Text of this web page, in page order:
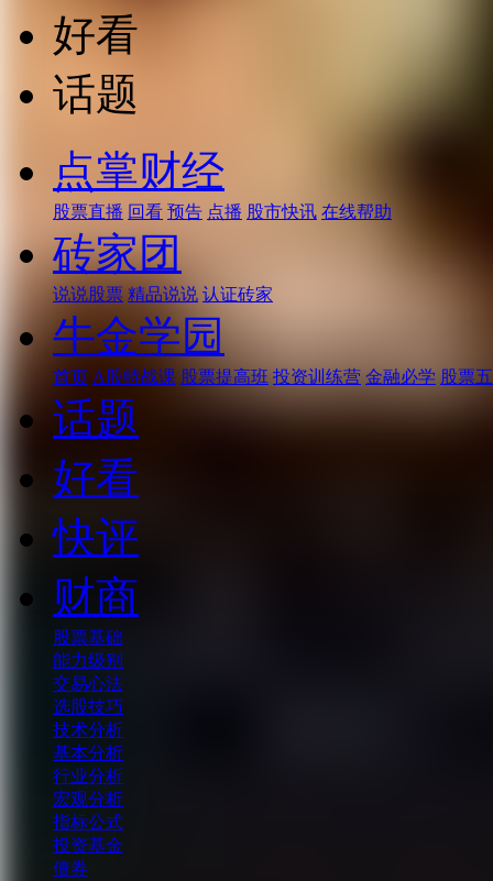
好看
话题
点掌财经
股票直播 回看 预告 点播 股市快讯 在线帮助
砖家团
说说股票 精品说说 认证砖家
牛金学园
首页 A股特战课 股票提高班 投资训练营 金融必学 股票
话题
好看
快评
财商
股票基础
能力级别
交易心法
选股技巧
技术分析
基本分析
行业分析
宏观分析
指标公式
投资基金
债券